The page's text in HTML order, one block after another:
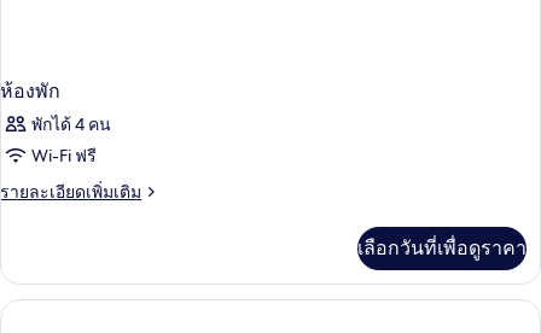
ห้องพัก
พักได้ 4 คน
Wi-Fi ฟรี
รายละเอียดเพิ่มเติม
ราย
เกี่ยว
กับ
ห้อง
เลือกวันที่เพื่อดูราคา